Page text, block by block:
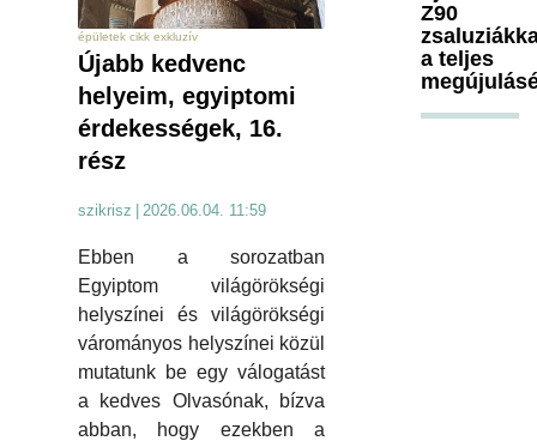
épületek cikk exkluzív
Újabb kedvenc
helyeim, egyiptomi
érdekességek, 16.
rész
szikrisz | 2026.06.04. 11:59
Ebben a sorozatban
Egyiptom világörökségi
helyszínei és világörökségi
várományos helyszínei közül
mutatunk be egy válogatást
a kedves Olvasónak, bízva
abban, hogy ezekben a
Z90
a teljes